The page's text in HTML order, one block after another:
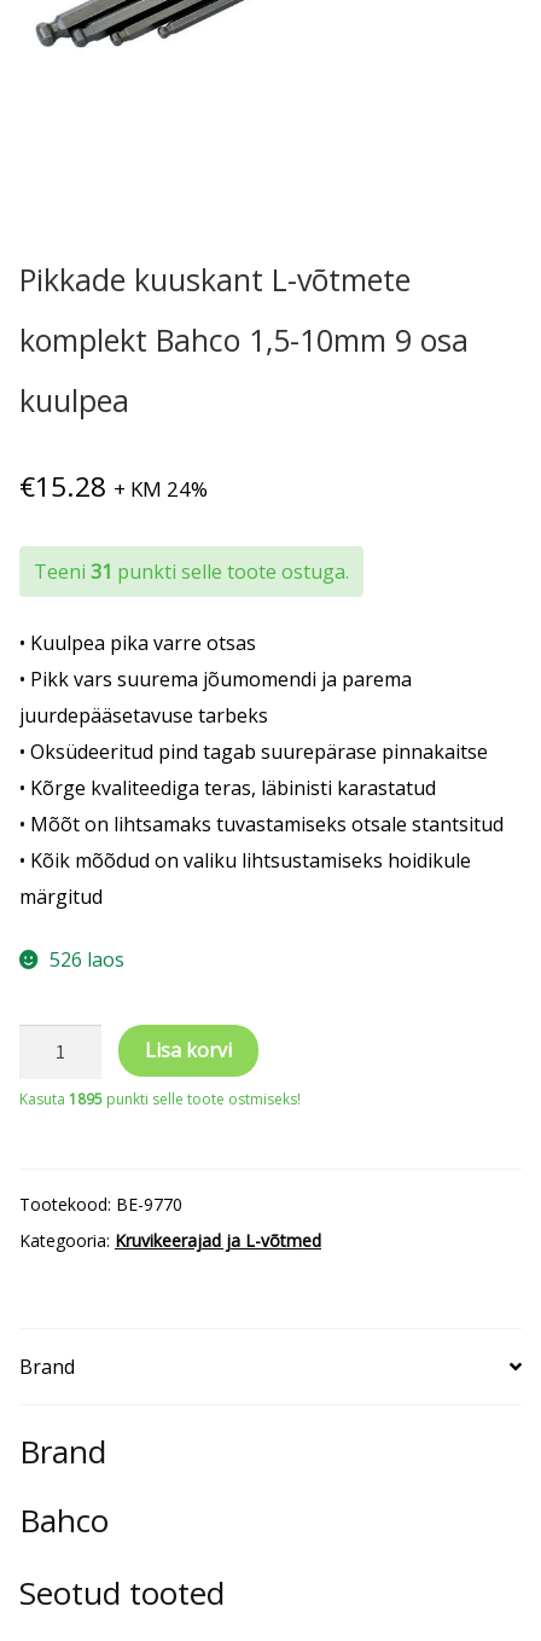
Pikkade kuuskant L-võtmete
komplekt Bahco 1,5-10mm 9 osa
kuulpea
€15.28 + KM 24%
Teeni 31 punkti selle toote ostuga.
• Kuulpea pika varre otsas
• Pikk vars suurema jõumomendi ja parema
juurdepääsetavuse tarbeks
• Oksüdeeritud pind tagab suurepärase pinnakaitse
• Kõrge kvaliteediga teras, läbinisti karastatud
• Mõõt on lihtsamaks tuvastamiseks otsale stantsitud
• Kõik mõõdud on valiku lihtsustamiseks hoidikule
märgitud
526 laos
Pikkade
osa
kogus
Lisa korvi
Kasuta 1895 punkti selle toote ostmiseks!
Tootekood: BE-9770
Kategooria: Kruvikeerajad ja L-võtmed
Brand
Brand
Bahco
Seotud tooted